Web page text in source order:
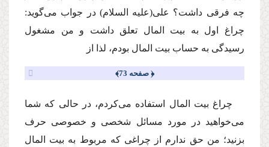
چه فرقى داشت؟ على(علیه السلام) در جواب مى‌گوید:
چراغ اول به بیت المال تعلق داشت و من مشغول
رسیدگى به حساب بیت المال بودم، لذا از
﴿ صفحه 73﴾
چراغ بیت المال استفاده مى‌كردم، در حالى كه شما
مى‌خواهید در مورد مسائل شخصى و خصوصى حرف
بزنید؛ من حق ندارم از چراغى كه مربوط به بیت المال